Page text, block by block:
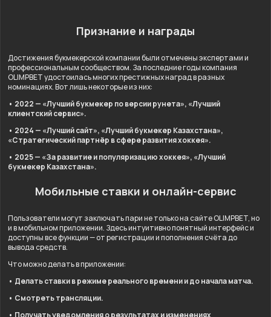
Признание и награды
Достижения букмекерской компании были отмечены экспертами и
профессиональным сообществом. За последние годы компания
OLIMPBET удостоилась многих престижных наград в разных
номинациях. Вот лишь некоторые из них:
• 2022 — «Лучший букмекер по версии рунета», «Лучший
клиентский сервис».
• 2024 — «Лучший сайт», «Лучший букмекер Казахстана»,
«Стратегический партнёр в сфере развития хоккея».
• 2025 — «За развитие и популяризацию хоккея», «Лучший
букмекер Казахстана».
Мобильные ставки и онлайн-сервис
Пользователи могут заключать пари не только на сайте OLIMPBET, но
и в мобильном приложении. Здесь интуитивно понятный интерфейс и
доступны все функции — от регистрации и пополнения счёта до
вывода средств.
Что можно делать в приложении:
• Делать ставки в режиме реального времени и до начала матча.
• Смотреть трансляции.
• Получать уведомления о результатах и изменениях